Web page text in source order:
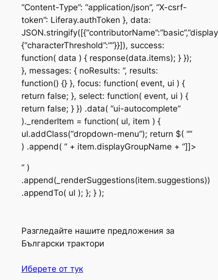
“Content-Type”: “application/json”, “X-csrf-
token”: Liferay.authToken }, data:
{“characterThreshold”:””}}]), success:
function( data ) { response(data.items); } });
}, messages: { noResults: ”, results:
function() {} }, focus: function( event, ui ) {
return false; }, select: function( event, ui ) {
return false; } }) .data( “ui-autocomplete”
)._renderItem = function( ul, item ) {
ul.addClass(“dropdown-menu”); return $( “”
) .append( ” + item.displayGroupName + “]]>
” )
.append(_renderSuggestions(item.suggestions))
.appendTo( ul ); }; } );
Разгледайте нашите предложения за
Български трактори
Иберете от тук